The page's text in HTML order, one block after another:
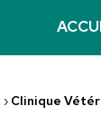
Clinique